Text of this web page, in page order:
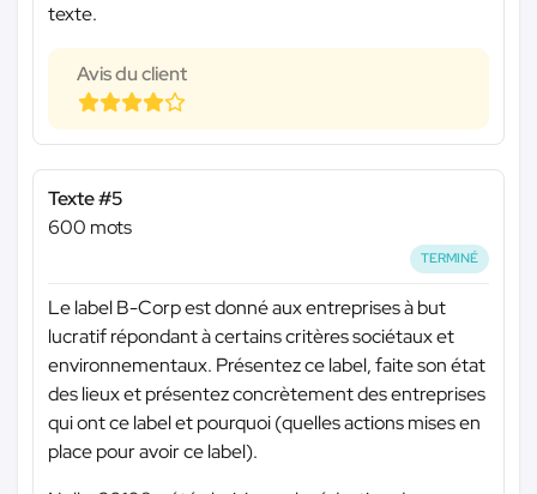
texte.
Avis du client
Texte #5
600 mots
TERMINÉ
Le label B-Corp est donné aux entreprises à but
lucratif répondant à certains critères sociétaux et
environnementaux. Présentez ce label, faite son état
des lieux et présentez concrètement des entreprises
qui ont ce label et pourquoi (quelles actions mises en
place pour avoir ce label).